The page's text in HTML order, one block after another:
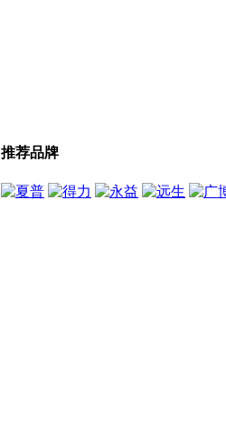
推荐品牌